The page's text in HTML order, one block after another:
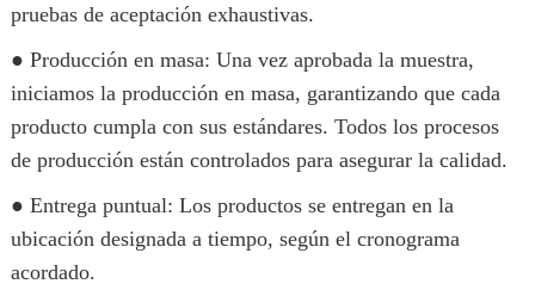
pruebas de aceptación exhaustivas.
● Producción en masa: Una vez aprobada la muestra,
iniciamos la producción en masa, garantizando que cada
producto cumpla con sus estándares. Todos los procesos
de producción están controlados para asegurar la calidad.
● Entrega puntual: Los productos se entregan en la
ubicación designada a tiempo, según el cronograma
acordado.